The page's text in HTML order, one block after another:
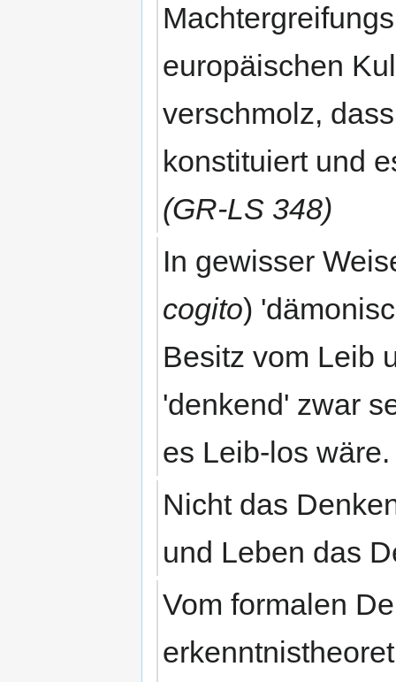
europäischen
verschmolz,
konstituiert und
(GR-LS 348)
In gewisser
cogito)
Besitz vom Leib
'denkend' zwar
es Leib-los
Nicht das
und Leben das
Vom formalen